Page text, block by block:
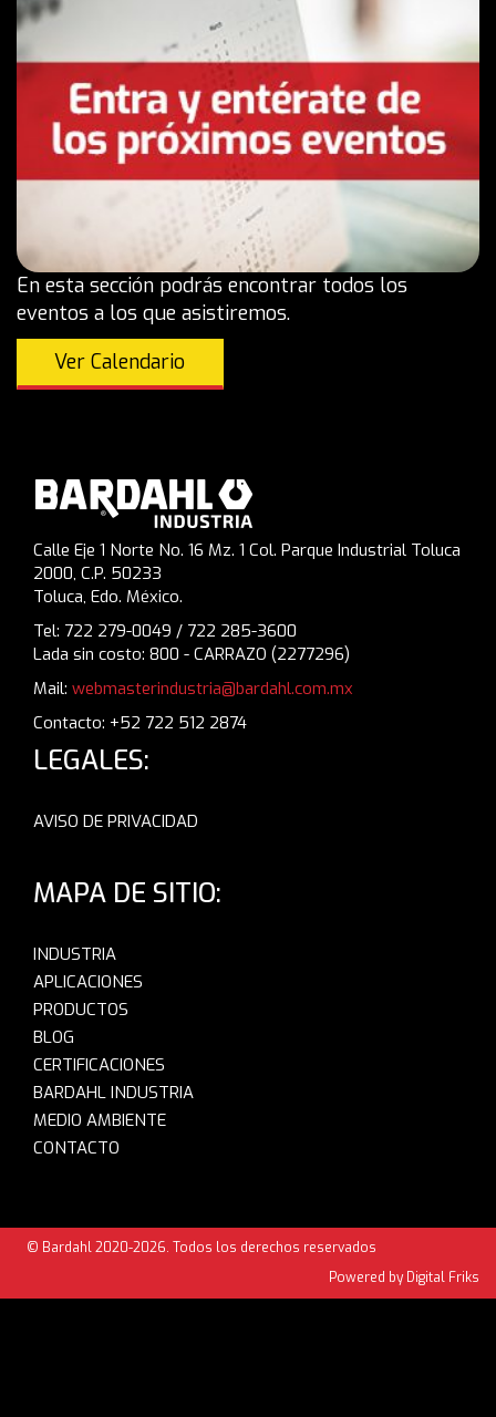
En esta sección podrás encontrar todos los
eventos a los que asistiremos.
Ver Calendario
Calle Eje 1 Norte No. 16 Mz. 1 Col. Parque Industrial Toluca
2000, C.P. 50233
Toluca, Edo. México.
Tel: 722 279-0049 / 722 285-3600
Lada sin costo: 800 - CARRAZO (2277296)
Mail: webmasterindustria@bardahl.com.mx
Contacto: +52 722 512 2874
LEGALES:
AVISO DE PRIVACIDAD
MAPA DE SITIO:
INDUSTRIA
APLICACIONES
PRODUCTOS
BLOG
CERTIFICACIONES
BARDAHL INDUSTRIA
MEDIO AMBIENTE
CONTACTO
© Bardahl 2020-2026. Todos los derechos reservados
Powered by Digital Friks